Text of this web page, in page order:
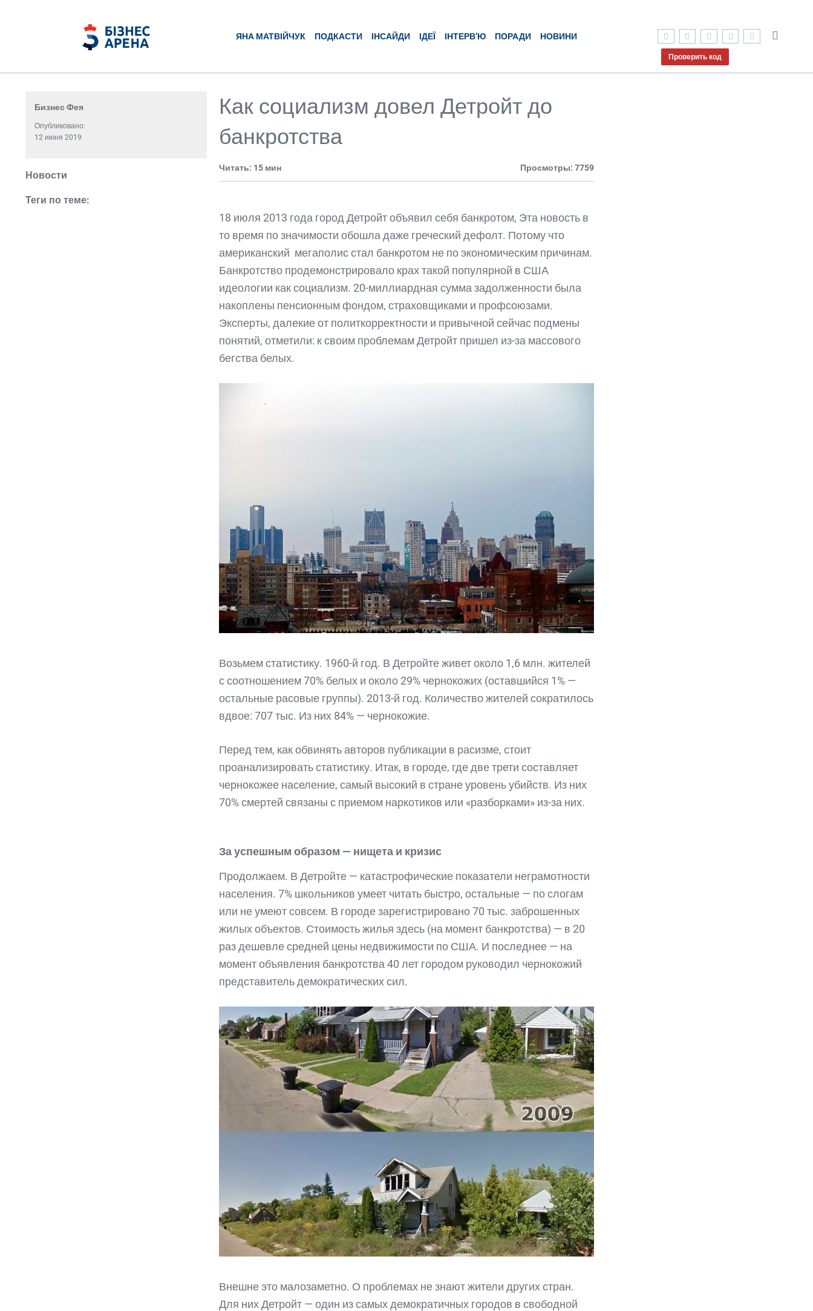
ЯНА МАТВІЙЧУК ПОДКАСТИ ІНСАЙДИ ІДЕЇ ІНТЕРВ’Ю ПОРАДИ НОВИНИ
Проверить код
Бизнес Фея
Опубликовано:
12 июня 2019
Новости
Теги по теме:
Как социализм довел Детройт до
банкротства
Читать: 15 мин Просмотры: 7759
18 июля 2013 года город Детройт объявил себя банкротом, Эта новость в
то время по значимости обошла даже греческий дефолт. Потому что
американский мегаполис стал банкротом не по экономическим причинам.
Банкротство продемонстрировало крах такой популярной в США
идеологии как социализм. 20-миллиардная сумма задолженности была
накоплены пенсионным фондом, страховщиками и профсоюзами.
Эксперты, далекие от политкорректности и привычной сейчас подмены
понятий, отметили: к своим проблемам Детройт пришел из-за массового
бегства белых.
Возьмем статистику. 1960-й год. В Детройте живет около 1,6 млн. жителей
с соотношением 70% белых и около 29% чернокожих (оставшийся 1% —
остальные расовые группы). 2013-й год. Количество жителей сократилось
вдвое: 707 тыс. Из них 84% — чернокожие.
Перед тем, как обвинять авторов публикации в расизме, стоит
проанализировать статистику. Итак, в городе, где две трети составляет
чернокожее население, самый высокий в стране уровень убийств. Из них
70% смертей связаны с приемом наркотиков или «разборками» из-за них.
За успешным образом — нищета и кризис
Продолжаем. В Детройте — катастрофические показатели неграмотности
населения. 7% школьников умеет читать быстро, остальные — по слогам
или не умеют совсем. В городе зарегистрировано 70 тыс. заброшенных
жилых объектов. Стоимость жилья здесь (на момент банкротства) — в 20
раз дешевле средней цены недвижимости по США. И последнее — на
момент объявления банкротства 40 лет городом руководил чернокожий
представитель демократических сил.
Внешне это малозаметно. О проблемах не знают жители других стран.
Для них Детройт — один из самых демократичных городов в свободной